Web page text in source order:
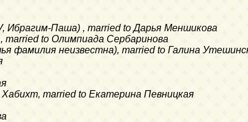
Ибрагим-Паша) , married to Дарья Меншикова
married to Олимпиада Сербаринова
фамилия неизвестна), married to Галина
married to Екатерина Певницкая